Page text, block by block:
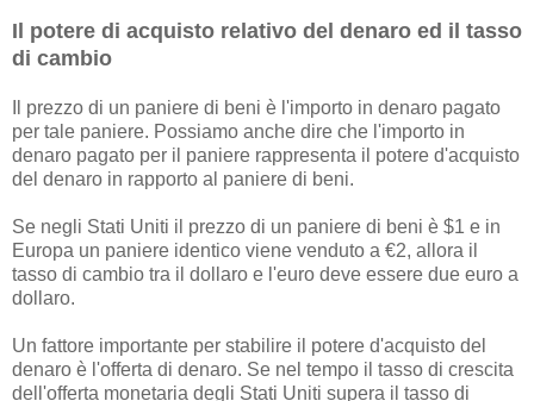
Il potere di acquisto relativo del denaro ed il tasso
di cambio
Il prezzo di un paniere di beni è l'importo in denaro pagato
per tale paniere. Possiamo anche dire che l'importo in
denaro pagato per il paniere rappresenta il potere d'acquisto
del denaro in rapporto al paniere di beni.
Se negli Stati Uniti il ​​prezzo di un paniere di beni è $1 e in
Europa un paniere identico viene venduto a €2, allora il
tasso di cambio tra il dollaro e l'euro deve essere due euro a
dollaro.
Un fattore importante per stabilire il potere d'acquisto del
denaro è l'offerta di denaro. Se nel tempo il tasso di crescita
dell'offerta monetaria degli Stati Uniti supera il tasso di